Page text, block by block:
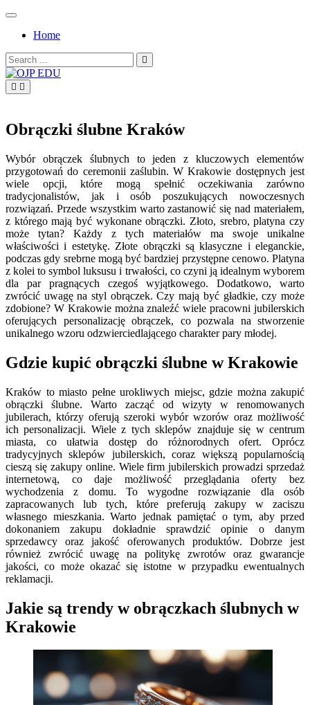
Skip
contentHome
Search
for:
Obrączki ślubne Kraków
Wybór obrączek ślubnych to jeden z kluczowych elementów
przygotowań do ceremonii zaślubin. W Krakowie dostępnych jest
wiele opcji, które mogą spełnić oczekiwania zarówno
tradycjonalistów, jak i osób poszukujących nowoczesnych
rozwiązań. Przede wszystkim warto zastanowić się nad materiałem,
z którego mają być wykonane obrączki. Złoto, srebro, platyna czy
może tytan? Każdy z tych materiałów ma swoje unikalne
właściwości i estetykę. Złote obrączki są klasyczne i eleganckie,
podczas gdy srebrne mogą być bardziej przystępne cenowo. Platyna
z kolei to symbol luksusu i trwałości, co czyni ją idealnym wyborem
dla par pragnących czegoś wyjątkowego. Dodatkowo, warto
zwrócić uwagę na styl obrączek. Czy mają być gładkie, czy może
zdobione? W Krakowie można znaleźć wiele pracowni jubilerskich
oferujących personalizację obrączek, co pozwala na stworzenie
unikalnego wzoru odzwierciedlającego charakter pary młodej.
Gdzie kupić obrączki ślubne w Krakowie
Kraków to miasto pełne urokliwych miejsc, gdzie można zakupić
obrączki ślubne. Warto zacząć od wizyty w renomowanych
jubilerach, którzy oferują szeroki wybór wzorów oraz możliwość
ich personalizacji. Wiele z tych sklepów znajduje się w centrum
miasta, co ułatwia dostęp do różnorodnych ofert. Oprócz
tradycyjnych sklepów jubilerskich, coraz większą popularnością
cieszą się zakupy online. Wiele firm jubilerskich prowadzi sprzedaż
internetową, co daje możliwość przeglądania oferty bez
wychodzenia z domu. To wygodne rozwiązanie dla osób
zapracowanych lub tych, które preferują zakupy w zaciszu
własnego mieszkania. Warto jednak pamiętać o tym, aby przed
dokonaniem zakupu dokładnie sprawdzić opinie o danym
sprzedawcy oraz jakość oferowanych produktów. Dobrze jest
również zwrócić uwagę na politykę zwrotów oraz gwarancje
jakości, co może okazać się istotne w przypadku ewentualnych
reklamacji.
Jakie są trendy w obrączkach ślubnych w
Krakowie